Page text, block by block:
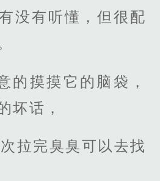
没有听懂，但很配
的摸摸它的脑袋，
坏话，
拉完臭臭可以去找